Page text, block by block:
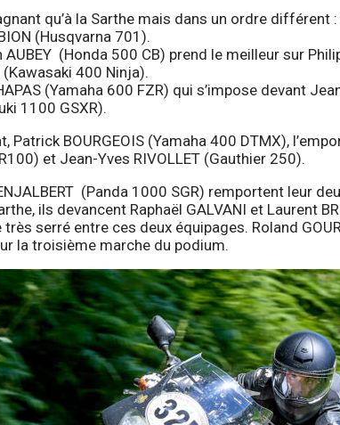
qu’à la Sarthe mais dans un ordre différent
(Husqvarna 701).
AUBEY (Honda 500 CB) prend le meilleur sur
(Kawasaki 400 Ninja).
(Yamaha 600 FZR) qui s’impose devant
1100 GSXR).
Patrick BOURGEOIS (Yamaha 400 DTMX),
et Jean-Yves RIVOLLET (Gauthier 250).
(Panda 1000 SGR) remportent leur
ils devancent Raphaël GALVANI et Laurent
serré entre ces deux équipages. Roland
la troisième marche du podium.